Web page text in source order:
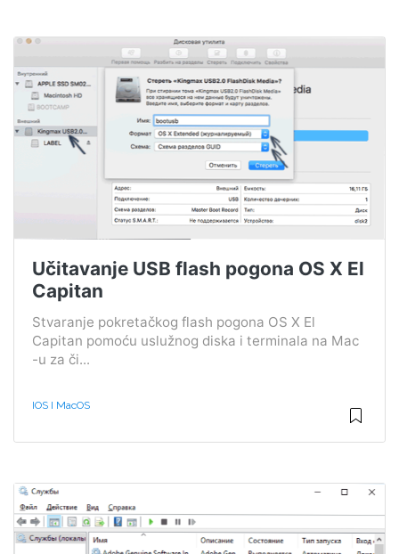
Učitavanje USB flash pogona OS X El
Capitan
Stvaranje pokretačkog flash pogona OS X El
Capitan pomoću uslužnog diska i terminala na Mac
-u za či...
IOS I MacOS